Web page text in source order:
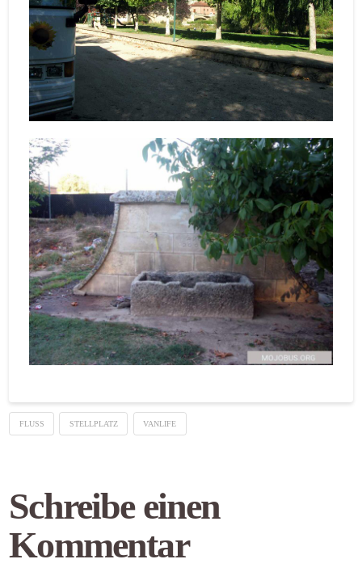
FLUSS STELLPLATZ VANLIFE
Schreibe einen
Kommentar